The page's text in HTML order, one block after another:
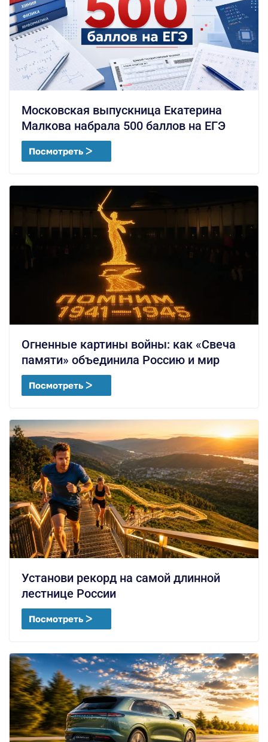
Московская выпускница Екатерина
Малкова набрала 500 баллов на ЕГЭ
Посмотреть ᐳ
Огненные картины войны: как «Свеча
памяти» объединила Россию и мир
Посмотреть ᐳ
Установи рекорд на самой длинной
лестнице России
Посмотреть ᐳ